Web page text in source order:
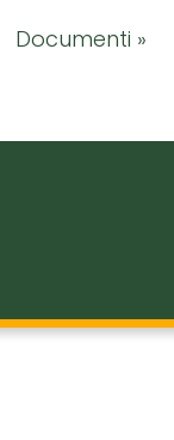
Documenti »